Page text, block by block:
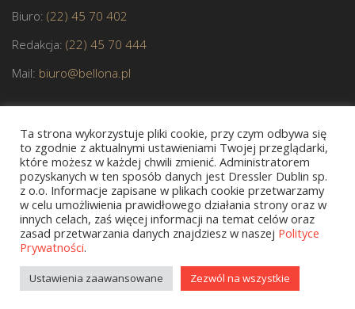
Biuro: (22) 45 70 402
Redakcja: (22) 45 70 444
Mail: biuro@bellona.pl
JESTEŚMY CZŁONKIEM POLSKIEJ IZBY KSIĄŻKI
Copyright © 2020 bellona.pl
Ta strona wykorzystuje pliki cookie, przy czym odbywa się
to zgodnie z aktualnymi ustawieniami Twojej przeglądarki,
które możesz w każdej chwili zmienić. Administratorem
pozyskanych w ten sposób danych jest Dressler Dublin sp.
z o.o. Informacje zapisane w plikach cookie przetwarzamy
w celu umożliwienia prawidłowego działania strony oraz w
innych celach, zaś więcej informacji na temat celów oraz
zasad przetwarzania danych znajdziesz w naszej Polityce
Prywatności.
Ustawienia zaawansowane Zezwól na wszystkie